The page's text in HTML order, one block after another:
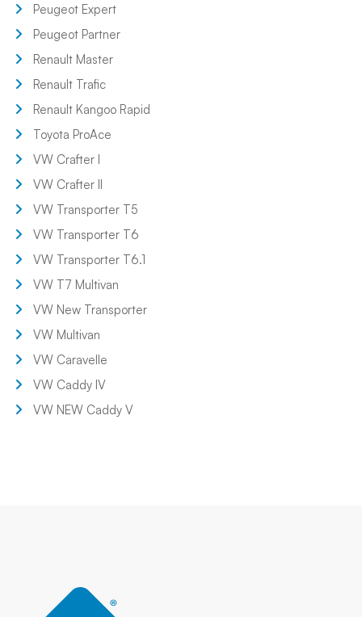
Peugeot Expert
Peugeot Partner
Renault Master
Renault Trafic
Renault Kangoo Rapid
Toyota ProAce
VW Crafter I
VW Crafter II
VW Transporter T5
VW Transporter T6
VW Transporter T6.1
VW T7 Multivan
VW New Transporter
VW Multivan
VW Caravelle
VW Caddy IV
VW NEW Caddy V